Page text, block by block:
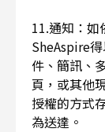
11.通知：如
SheAspire
件、簡訊、
頁，或其他
授權的方式
為送達。